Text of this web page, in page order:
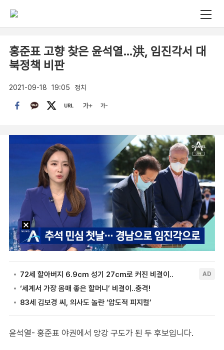
홍준표 고향 찾은 윤석열…洪, 임진각서 대
북정책 비판
2021-09-18 19:05 정치
윤석열- 홍준표 야권에서 앙강 구도가 된 두 후보입니다.